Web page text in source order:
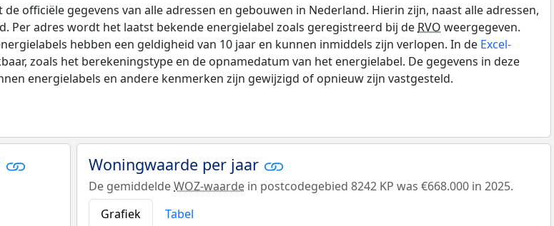
officiële gegevens van alle adressen en gebouwen in Nederland. Hierin zijn, naast alle adressen,
adres wordt het laatst bekende energielabel zoals geregistreerd bij de RVO weergegeven.
hebben een geldigheid van 10 jaar en kunnen inmiddels zijn verlopen. In de Excel-
zoals het berekeningstype en de opnamedatum van het energielabel. De gegevens in deze
energielabels en andere kenmerken zijn gewijzigd of opnieuw zijn vastgesteld.
Woningwaarde per jaar
De gemiddeldeWOZ-waarde in postcodegebied 8242 KP was €668.000 in 2025.
Grafiek
Tabel